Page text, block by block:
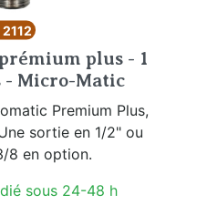
2112
plus - 1
- Micro-Matic
Premium Plus,
sortie en 1/2" ou
8 en option.
sous 24-48 h